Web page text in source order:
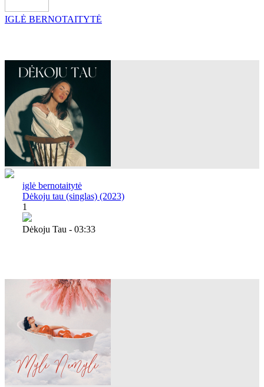
IGLĖ BERNOTAITYTĖ
iglė bernotaitytė
Dėkoju tau (singlas) (2023)
1
Dėkoju Tau - 03:33